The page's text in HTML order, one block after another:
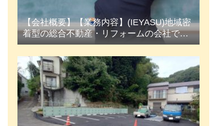
【会社概要】【業務内容】(IEYASU)地域密
着型の総合不動産・リフォームの会社で
す。